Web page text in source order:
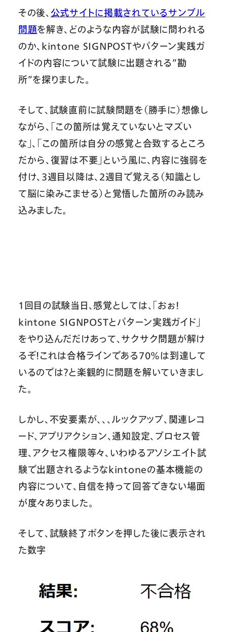
その後、 公式サイトに掲載されているサンプル
問題を解き、どのような内容が試験に問われる
のか、kintone SIGNPOSTやパターン実践ガ
イドの内容について試験に出題される”勘
所”を探りました。
そして、試験直前に試験問題を（勝手に）想像し
ながら、「この箇所は覚えていないとマズい
な」、「この箇所は自分の感覚と合致するところ
だから、復習は不要」という風に、内容に強弱を
付け、3週目以降は、2週目で覚える（知識とし
て脳に染みこませる）と覚悟した箇所のみ読み
込みました。
1回目の試験当日、感覚としては、「おぉ！
kintone SIGNPOSTとパターン実践ガイド」
をやり込んだだけあって、サクサク問題が解け
るぞ！これは合格ラインである70%は到達して
いるのでは？と楽観的に問題を解いていきまし
た。
しかし、不安要素が、、、ルックアップ、関連レコ
ード、アプリアクション、通知設定、プロセス管
理、アクセス権限等々、いわゆるアソシエイト試
験で出題されるようなkintoneの基本機能の
内容について、自信を持って回答できない場面
が度々ありました。
そして、試験終了ボタンを押した後に表示され
た数字